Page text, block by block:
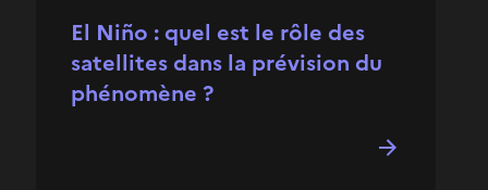
El Niño : quel est le rôle des
satellites dans la prévision du
phénomène ?